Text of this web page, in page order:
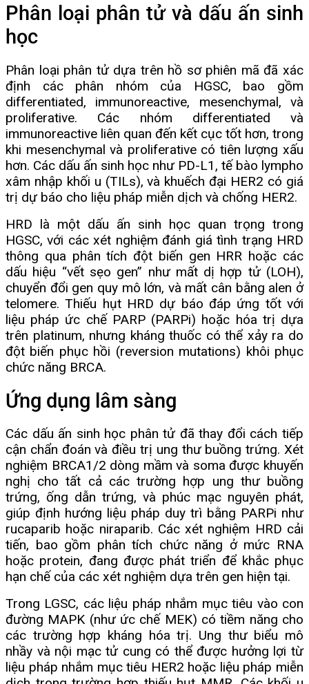
Phân loại phân tử và dấu ấn sinh
học
Phân loại phân tử dựa trên hồ sơ phiên mã đã xác
định các phân nhóm của HGSC, bao gồm
differentiated, immunoreactive, mesenchymal, và
proliferative. Các nhóm differentiated và
immunoreactive liên quan đến kết cục tốt hơn, trong
khi mesenchymal và proliferative có tiên lượng xấu
hơn. Các dấu ấn sinh học như PD-L1, tế bào lympho
xâm nhập khối u (TILs), và khuếch đại HER2 có giá
trị dự báo cho liệu pháp miễn dịch và chống HER2.
HRD là một dấu ấn sinh học quan trọng trong
HGSC, với các xét nghiệm đánh giá tình trạng HRD
thông qua phân tích đột biến gen HRR hoặc các
dấu hiệu “vết sẹo gen” như mất dị hợp tử (LOH),
chuyển đổi gen quy mô lớn, và mất cân bằng alen ở
telomere. Thiếu hụt HRD dự báo đáp ứng tốt với
liệu pháp ức chế PARP (PARPi) hoặc hóa trị dựa
trên platinum, nhưng kháng thuốc có thể xảy ra do
đột biến phục hồi (reversion mutations) khôi phục
chức năng BRCA.
Ứng dụng lâm sàng
Các dấu ấn sinh học phân tử đã thay đổi cách tiếp
cận chẩn đoán và điều trị ung thư buồng trứng. Xét
nghiệm BRCA1/2 dòng mầm và soma được khuyến
nghị cho tất cả các trường hợp ung thư buồng
trứng, ống dẫn trứng, và phúc mạc nguyên phát,
giúp định hướng liệu pháp duy trì bằng PARPi như
rucaparib hoặc niraparib. Các xét nghiệm HRD cải
tiến, bao gồm phân tích chức năng ở mức RNA
hoặc protein, đang được phát triển để khắc phục
hạn chế của các xét nghiệm dựa trên gen hiện tại.
Trong LGSC, các liệu pháp nhắm mục tiêu vào con
đường MAPK (như ức chế MEK) có tiềm năng cho
các trường hợp kháng hóa trị. Ung thư biểu mô
nhầy và nội mạc tử cung có thể được hưởng lợi từ
liệu pháp nhắm mục tiêu HER2 hoặc liệu pháp miễn